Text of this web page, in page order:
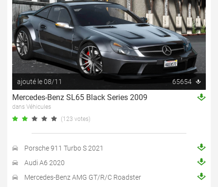
ajouté le 08/11 65654
Mercedes-Benz SL65 Black Series 2009
dans Véhicules
(123 votes)
Porsche 911 Turbo S 2021
Audi A6 2020
Mercedes-Benz AMG GT/R/C Roadster